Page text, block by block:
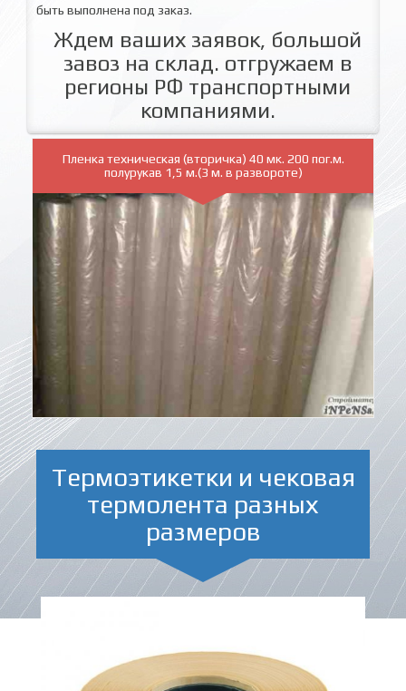
быть выполнена под заказ.
Ждем ваших заявок, большой
завоз на склад. отгружаем в
регионы РФ транспортными
компаниями.
Пленка техническая (вторичка) 40 мк. 200 пог.м.
полурукав 1,5 м.(3 м. в развороте)
Термоэтикетки и чековая
термолента разных
размеров